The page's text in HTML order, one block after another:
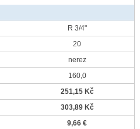
R 3/4"
20
nerez
160,0
251,15 Kč
303,89 Kč
9,66 €